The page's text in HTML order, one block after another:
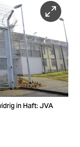
in Haft: JVA